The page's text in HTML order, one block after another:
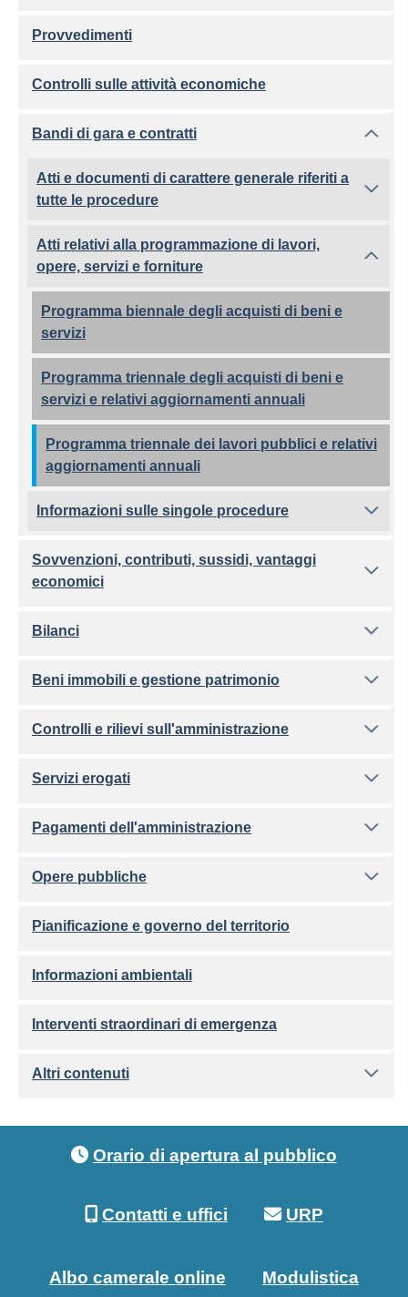
Provvedimenti
Controlli sulle attività economiche
Bandi di gara e contratti
Atti e documenti di carattere generale riferiti a
tutte le procedure
Atti relativi alla programmazione di lavori,
opere, servizi e forniture
Programma biennale degli acquisti di beni e
servizi
Programma triennale degli acquisti di beni e
servizi e relativi aggiornamenti annuali
Programma triennale dei lavori pubblici e relativi
aggiornamenti annuali
Informazioni sulle singole procedure
Sovvenzioni, contributi, sussidi, vantaggi
economici
Bilanci
Beni immobili e gestione patrimonio
Controlli e rilievi sull'amministrazione
Servizi erogati
Pagamenti dell'amministrazione
Opere pubbliche
Pianificazione e governo del territorio
Informazioni ambientali
Interventi straordinari di emergenza
Altri contenuti
Orario di apertura al pubblico
Contatti e uffici URP
Albo camerale online Modulistica